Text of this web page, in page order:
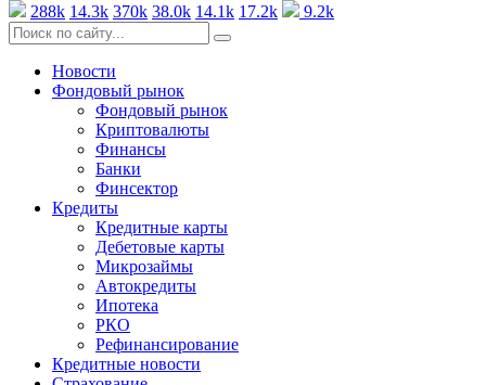
288k 14.3k 370k 38.0k 14.1k 17.2k 9.2k
Новости
Фондовый рынок
Фондовый рынок
Криптовалюты
Финансы
Банки
Финсектор
Кредиты
Кредитные карты
Дебетовые карты
Микрозаймы
Автокредиты
Ипотека
РКО
Рефинансирование
Кредитные новости